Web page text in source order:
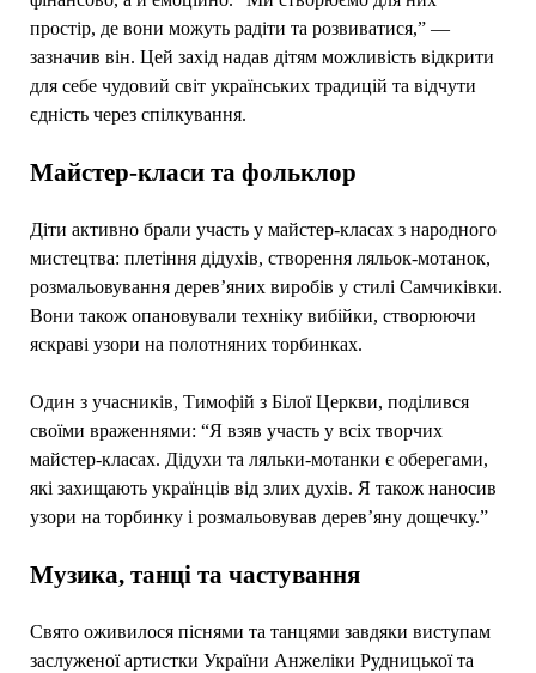
простір, де вони можуть радіти та розвиватися,” —
зазначив він. Цей захід надав дітям можливість відкрити
для себе чудовий світ українських традицій та відчути
єдність через спілкування.
Майстер-класи та фольклор
Діти активно брали участь у майстер-класах з народного
мистецтва: плетіння дідухів, створення ляльок-мотанок,
розмальовування дерев’яних виробів у стилі Самчиківки.
Вони також опановували техніку вибійки, створюючи
яскраві узори на полотняних торбинках.
Один з учасників, Тимофій з Білої Церкви, поділився
своїми враженнями: “Я взяв участь у всіх творчих
майстер-класах. Дідухи та ляльки-мотанки є оберегами,
які захищають українців від злих духів. Я також наносив
узори на торбинку і розмальовував дерев’яну дощечку.”
Музика, танці та частування
Свято оживилося піснями та танцями завдяки виступам
заслуженої артистки України Анжеліки Рудницької та